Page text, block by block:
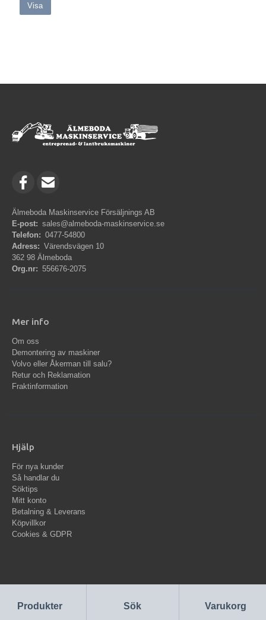
Produkter Sök Varukorg
Visa
Älmeboda Maskinservice Försäljnings AB
E-post: sales@almeboda-maskinservice.se
Telefon: 0477-54800
Adress: Värendsvägen 10
362 98 Älmeboda
Org.nr: 556676-2075
Mer info
Om oss
Demontering av maskiner
Volvo eller Åkerman till salu?
Retur och Reklamation
Fraktinformation
Hjälp
För nya kunder
Så handlar du
Söktips
Mitt konto
Betalning & Leverans
Köpvillkor
Cookies & GDPR